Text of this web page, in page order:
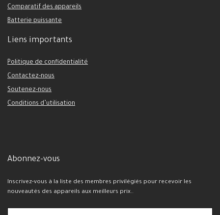
Comparatif des appareils
Batterie puissante
Liens importants
Politique de confidentialité
Contactez-nous
Soutenez-nous
Conditions d’utilisation
Abonnez-vous
Inscrivez-vous à la liste des membres privilégiés pour recevoir les
nouveautés des appareils aux meilleurs prix..